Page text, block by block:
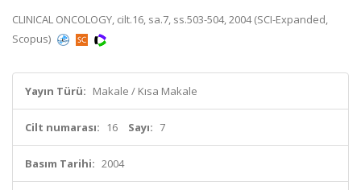
CLINICAL ONCOLOGY, cilt.16, sa.7, ss.503-504, 2004 (SCI-Expanded,
Scopus)
Yayın Türü: Makale / Kısa Makale
Cilt numarası: 16 Sayı: 7
Basım Tarihi: 2004